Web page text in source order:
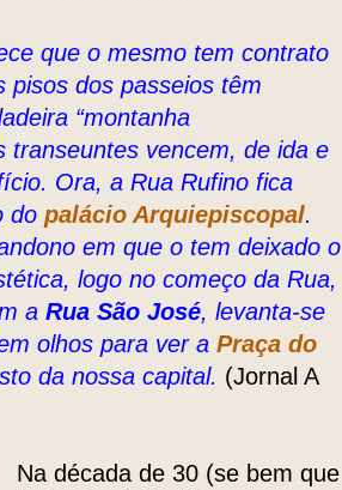
que o mesmo tem contrato
pisos dos passeios têm
“montanha
transeuntes vencem, de ida e
Ora, a Rua Rufino fica
do palácio Arquiepiscopal.
em que o tem deixado o
logo no começo da Rua,
a Rua São José, levanta-se
olhos para ver a Praça do
da nossa capital. (Jornal A
Na década de 30 (se bem que